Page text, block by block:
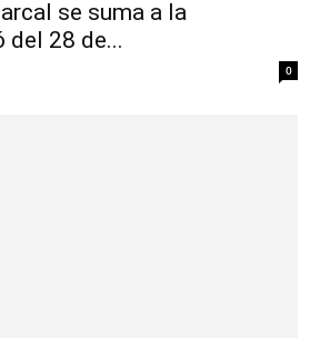
se suma a la
del 28 de...
0